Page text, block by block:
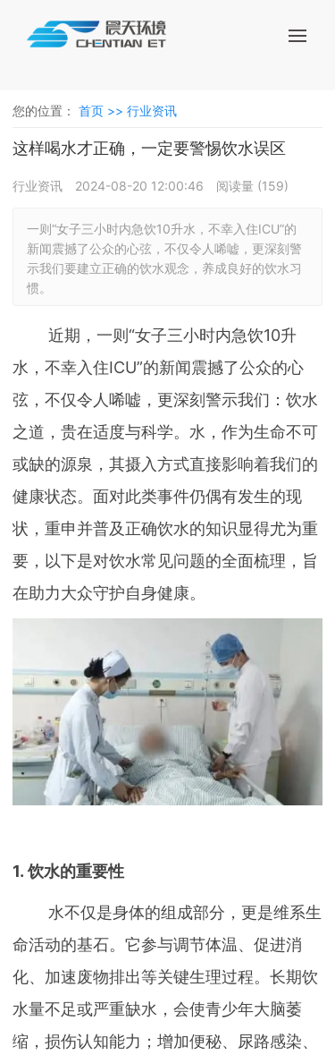
您的位置： 首页 >> 行业资讯
这样喝水才正确，一定要警惕饮水误区
行业资讯 2024-08-20 12:00:46 阅读量 (159)
一则“女子三小时内急饮10升水，不幸入住ICU”的
新闻震撼了公众的心弦，不仅令人唏嘘，更深刻警
示我们要建立正确的饮水观念，养成良好的饮水习
惯。
近期，一则“女子三小时内急饮10升
水，不幸入住ICU”的新闻震撼了公众的心
弦，不仅令人唏嘘，更深刻警示我们：饮水
之道，贵在适度与科学。水，作为生命不可
或缺的源泉，其摄入方式直接影响着我们的
健康状态。面对此类事件仍偶有发生的现
状，重申并普及正确饮水的知识显得尤为重
要，以下是对饮水常见问题的全面梳理，旨
在助力大众守护自身健康。
1. 饮水的重要性
水不仅是身体的组成部分，更是维系生
命活动的基石。它参与调节体温、促进消
化、加速废物排出等关键生理过程。长期饮
水量不足或严重缺水，会使青少年大脑萎
缩，损伤认知能力；增加便秘、尿路感染、